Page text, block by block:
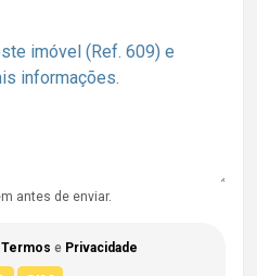
antes de enviar.
Termos e Privacidade